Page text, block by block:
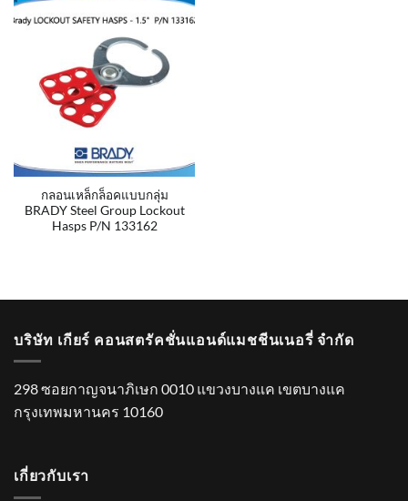
กลอนเหล็กล็อคแบบกลุ่ม
BRADY Steel Group Lockout
Hasps P/N 133162
บริษัท เกียร์ คอนสตรัคชั่นแอนด์แมชชีนเนอรี่ จำกัด
298 ซอยกาญจนาภิเษก 0010 แขวงบางแค เขตบางแค
กรุงเทพมหานคร 10160
เกี่ยวกับเรา